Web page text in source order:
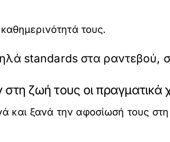
τους.
standards στα ραντεβού,
ζωή τους οι πραγματικά
και ξανά την αφοσίωσή τους